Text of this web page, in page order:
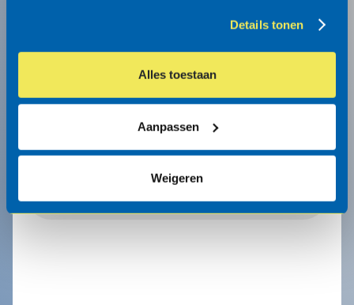
Details tonen
Alles toestaan
Aanpassen
Weigeren
producten en ontwikkelingen en schrijf u in
voor onze maandelijkse nieuwsbrief.